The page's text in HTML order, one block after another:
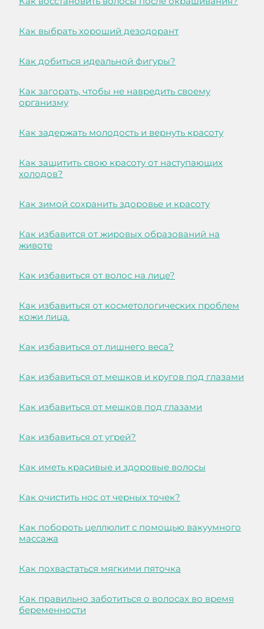
Как выбрать хороший дезодорант
Как добиться идеальной фигуры?
Как загорать, чтобы не навредить своему
организму
Как задержать молодость и вернуть красоту
Как защитить свою красоту от наступающих
холодов?
Как зимой сохранить здоровье и красоту
Как избавится от жировых образований на
животе
Как избавиться от волос на лице?
Как избавиться от косметологических проблем
кожи лица.
Как избавиться от лишнего веса?
Как избавиться от мешков и кругов под глазами
Как избавиться от мешков под глазами
Как избавиться от угрей?
Как иметь красивые и здоровые волосы
Как очистить нос от черных точек?
Как побороть целлюлит с помощью вакуумного
массажа
Как похвастаться мягкими пяточка
Как правильно заботиться о волосах во время
беременности